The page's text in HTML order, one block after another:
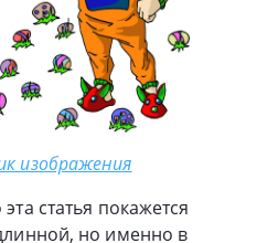
изображения
статья покажется
но именно в